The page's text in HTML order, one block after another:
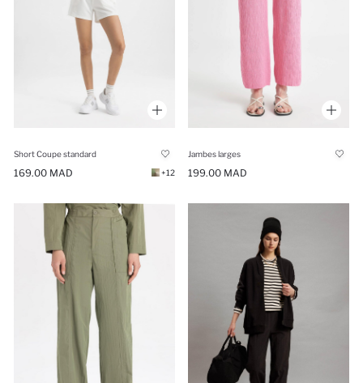
Short Coupe standard
169.00 MAD +12
Jambes larges
199.00 MAD